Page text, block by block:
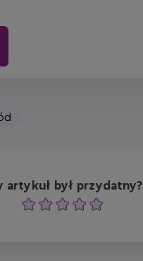
artykuł był przydatny?
OcenaOcenaOcena
OcenaOcena